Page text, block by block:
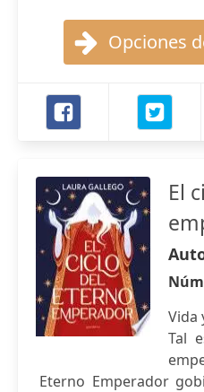
Opciones
El
Vida
Tal
Eterno Emperador